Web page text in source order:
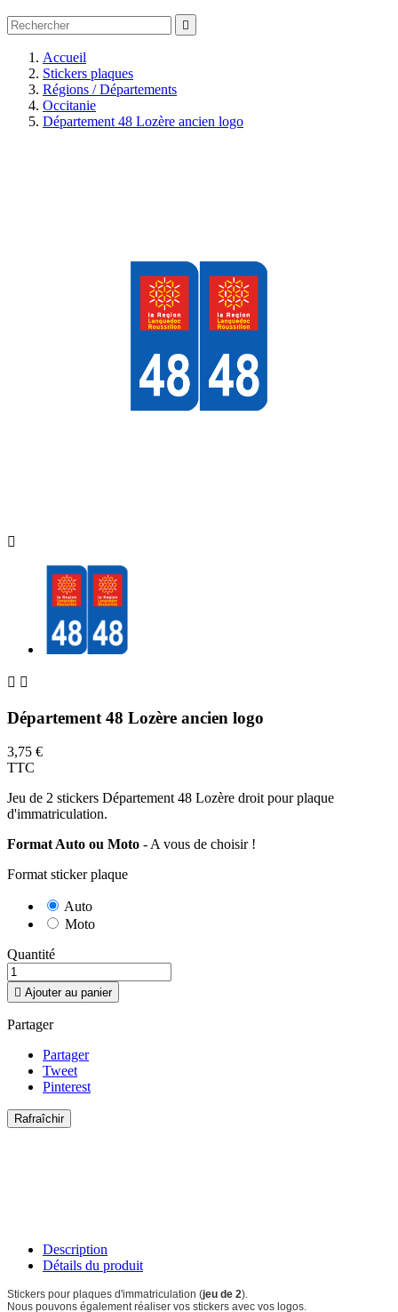

Accueil
Stickers plaques
Régions / Départements
Occitanie
Département 48 Lozère ancien logo

 
Département 48 Lozère ancien logo
3,75 €
TTC
Jeu de 2 stickers Département 48 Lozère droit pour plaque
d'immatriculation.
Format Auto ou Moto - A vous de choisir !
Format sticker plaque
Auto
Moto
Quantité
 Ajouter au panier
Partager
Partager
Tweet
Pinterest
Description
Détails du produit
Stickers pour plaques d'immatriculation (jeu de 2).
Nous pouvons également réaliser vos stickers avec vos logos.